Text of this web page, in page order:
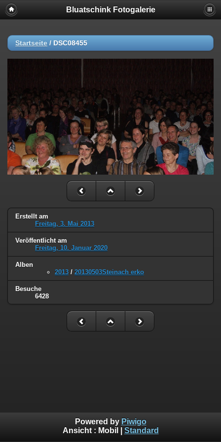
Bluatschink Fotogalerie
Startseite / DSC08455
Erstellt am
Freitag, 3. Mai 2013
Veröffentlicht am
Freitag, 10. Januar 2020
Alben
2013 / 20130503Steinach erko
Besuche
6428
Powered by Piwigo
Ansicht : Mobil Standard